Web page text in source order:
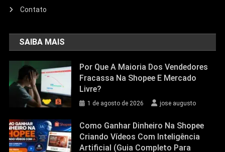
Contato
SAIBA MAIS
Por Que A Maioria Dos Vendedores
Fracassa Na Shopee E Mercado
Livre?
1 de agosto de 2026 jose augusto
Como Ganhar Dinheiro Na Shopee
Criando Vídeos Com Inteligência
Artificial (Guia Completo Para